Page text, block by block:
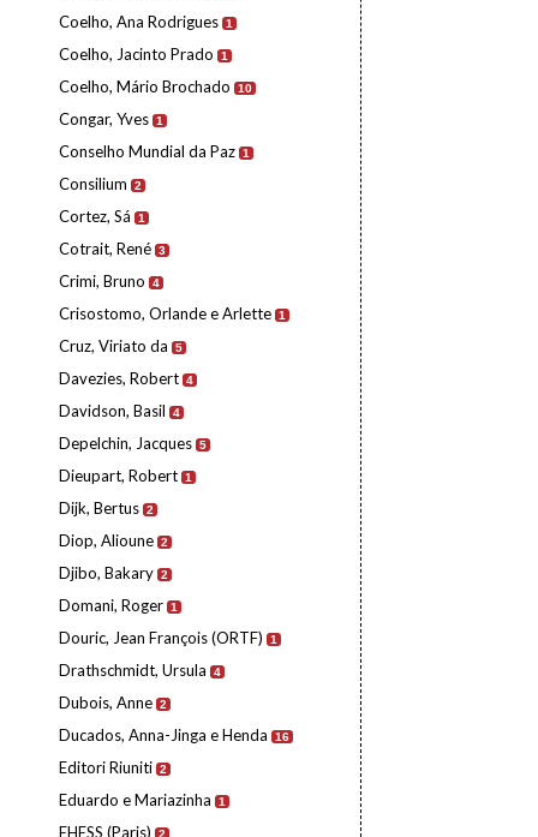
Coelho, Ana Rodrigues 1
Coelho, Jacinto Prado 1
Coelho, Mário Brochado 10
Congar, Yves 1
Conselho Mundial da Paz 1
Consilium 2
Cortez, Sá 1
Cotrait, René 3
Crimi, Bruno 4
Crisostomo, Orlande e Arlette 1
Cruz, Viriato da 5
Davezies, Robert 4
Davidson, Basil 4
Depelchin, Jacques 5
Dieupart, Robert 1
Dijk, Bertus 2
Diop, Alioune 2
Djibo, Bakary 2
Domani, Roger 1
Douric, Jean François (ORTF) 1
Drathschmidt, Ursula 4
Dubois, Anne 2
Ducados, Anna-Jinga e Henda 16
Editori Riuniti 2
Eduardo e Mariazinha 1
EHESS (Paris) 2